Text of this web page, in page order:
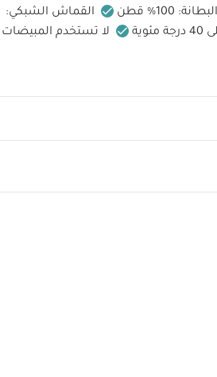
100% قطن
القماش الشبكي:
لا تستخدم المبيضات